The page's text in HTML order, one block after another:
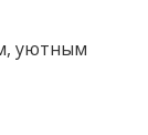
уютным